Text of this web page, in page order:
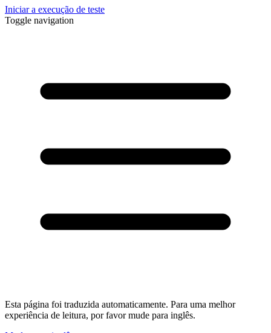
Iniciar a execução de teste
Toggle navigation
Esta página foi traduzida automaticamente. Para uma melhor
experiência de leitura, por favor mude para inglês.